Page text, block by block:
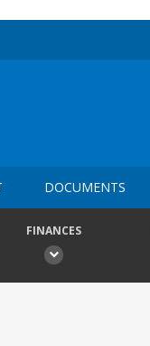
DOCUMENTS
FINANCES